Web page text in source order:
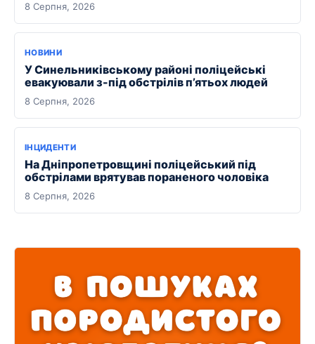
8 Серпня, 2026
НОВИНИ
У Синельниківському районі поліцейські
евакуювали з-під обстрілів п’ятьох людей
8 Серпня, 2026
ІНЦИДЕНТИ
На Дніпропетровщині поліцейський під
обстрілами врятував пораненого чоловіка
8 Серпня, 2026